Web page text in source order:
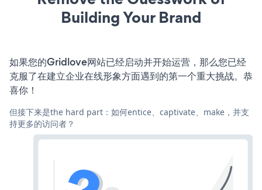
Building Your Brand
如果您的Gridlove网站已经启动并开始运营，那么您已经
克服了在建立企业在线形象方面遇到的第一个重大挑战。恭
喜你！
但接下来是the hard part：如何entice、captivate、make，并支
持更多的访问者？